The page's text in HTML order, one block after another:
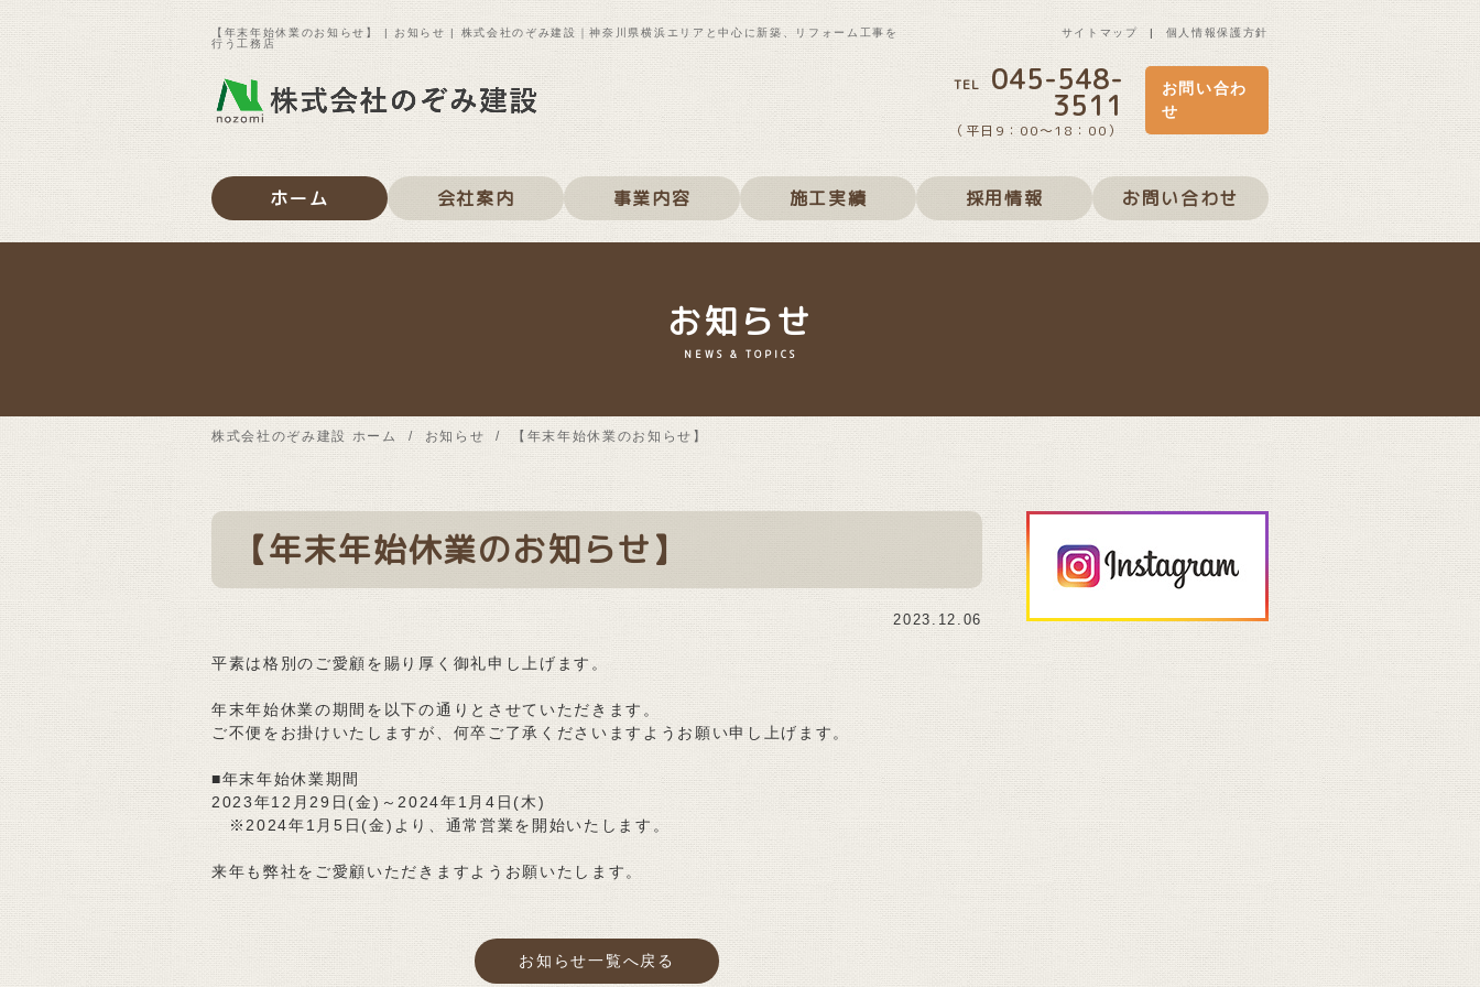
【年末年始休業のお知らせ】 | お知らせ | 株式会社のぞみ建設｜神奈川県横浜エリアと中心に新築、リフォーム工事を
行う工務店
サイトマップ 個人情報保護方針
045-548-
3511
（平日9：00～18：00）
お問い合わ
せ
ホーム 会社案内 事業内容 施工実績 採用情報 お問い合わせ
お知らせ
NEWS & TOPICS
株式会社のぞみ建設 ホーム お知らせ 【年末年始休業のお知らせ】
【年末年始休業のお知らせ】
2023.12.06
平素は格別のご愛顧を賜り厚く御礼申し上げます。
年末年始休業の期間を以下の通りとさせていただきます。
ご不便をお掛けいたしますが、何卒ご了承くださいますようお願い申し上げます。
■年末年始休業期間
2023年12月29日(金)～2024年1月4日(木)
※2024年1月5日(金)より、通常営業を開始いたします。
来年も弊社をご愛顧いただきますようお願いたします。
お知らせ一覧へ戻る